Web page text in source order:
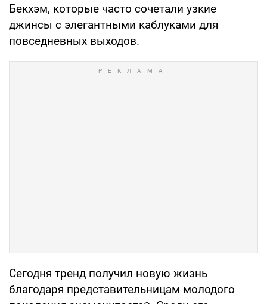
Бекхэм, которые часто сочетали узкие
джинсы с элегантными каблуками для
повседневных выходов.
Сегодня тренд получил новую жизнь
благодаря представительницам молодого